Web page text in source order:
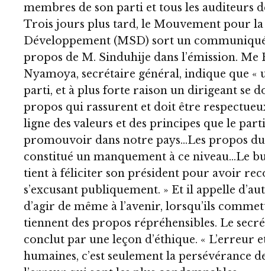
membres de son parti et tous les auditeurs
Trois jours plus tard, le Mouvement pour
Développement (MSD) sort un
propos de M. Sinduhije dans l’émission. Me
Nyamoya, secrétaire général, indique que
parti, et à plus forte raison un dirigeant se
propos qui rassurent et doit être
ligne des valeurs et des principes que le parti
promouvoir dans notre pays…Les propos
constitué un manquement à ce niveau…Le
tient à féliciter son président pour avoir
s’excusant publiquement. » Et il appelle
d’agir de même à l’avenir, lorsqu’ils
tiennent des propos répréhensibles. Le
conclut par une leçon d’éthique. « L’erreur
humaines, c’est seulement la persévérance